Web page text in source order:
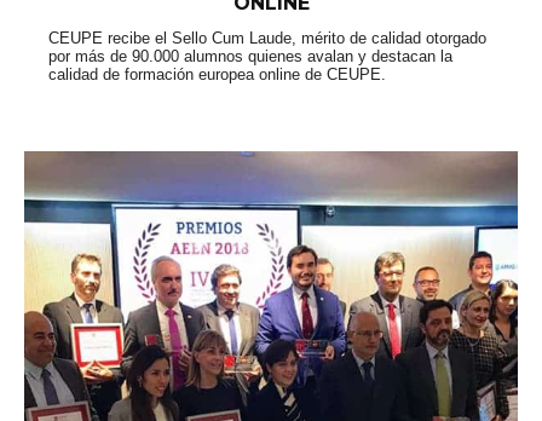
CEUPE recibe el Sello Cum Laude, mérito de calidad otorgado
por más de 90.000 alumnos quienes avalan y destacan la
calidad de formación europea online de CEUPE.